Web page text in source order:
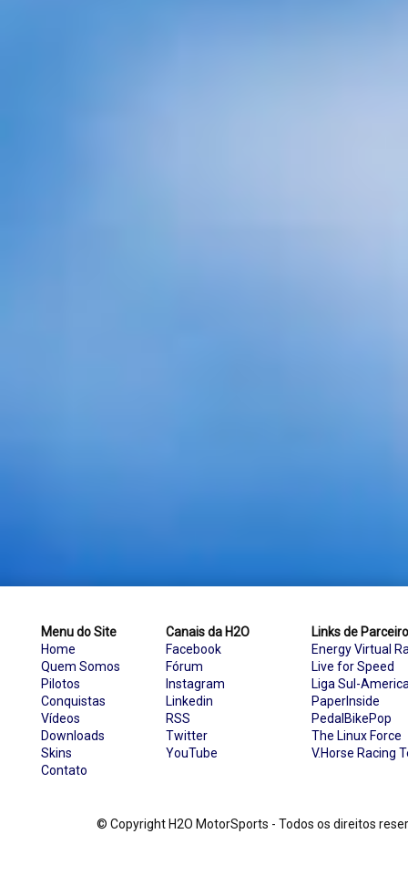
Menu do Site
Home
Quem Somos
Pilotos
Conquistas
Vídeos
Downloads
Skins
Contato
Canais da H2O
Facebook
Fórum
Instagram
Linkedin
RSS
Twitter
YouTube
Links de
Energy Virtual
Live for Speed
Liga Sul-
PaperInside
PedalBikePop
The Linux Force
V.Horse Racing
© Copyright H2O MotorSports - Todos os direitos